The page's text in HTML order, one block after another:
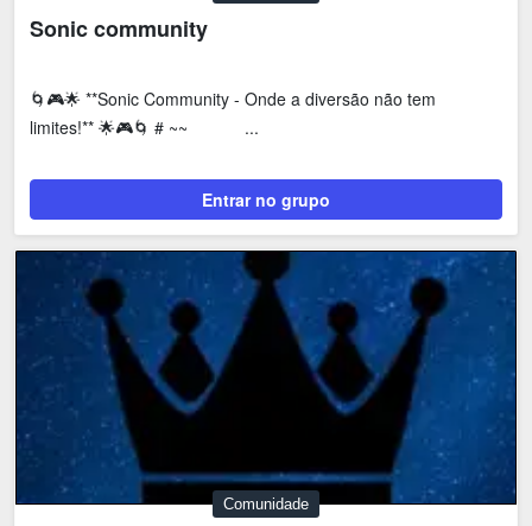
Sonic community
🌀🎮🌟 **Sonic Community - Onde a diversão não tem
limites!** 🌟🎮🌀 # ~~‎ ‎ ‎ ‎ ‎ ‎ ‎ ‎ ‎ ‎ ‎ ‎ ‎...
Entrar no grupo
Comunidade